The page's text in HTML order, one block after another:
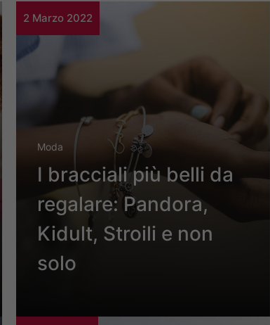
2 Marzo 2022
Moda
I bracciali più belli da
regalare: Pandora,
Kidult, Stroili e non
solo